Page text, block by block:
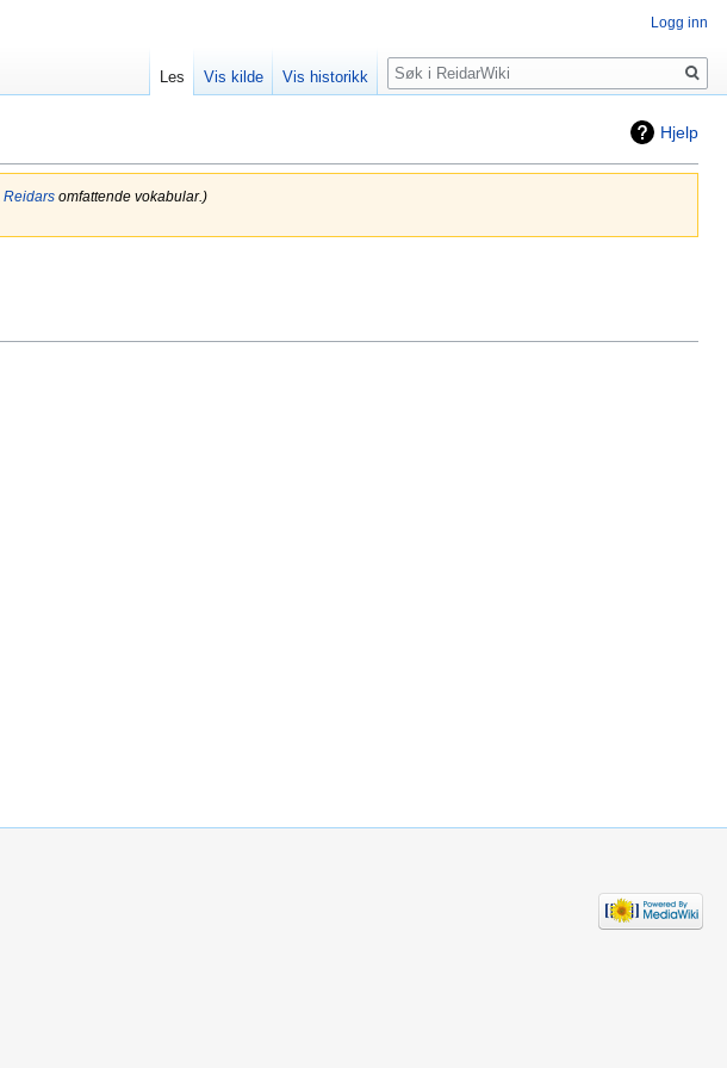
Hjelp
Reidarsomfattende vokabular.)
Logg inn
Les Vis kilde Vis historikk
Søk